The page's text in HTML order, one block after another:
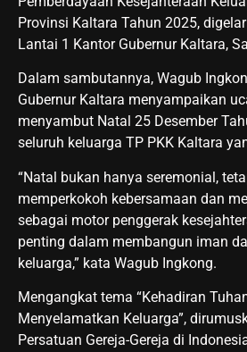
Provinsi Kaltara Tahun 2025,
Lantai 1 Kantor Gubernur Kaltara,
Dalam sambutannya, Wagub
Gubernur Kaltara menyampaikan
menyambut Natal 25 Desember
seluruh keluarga TP PKK Kaltara
“Natal bukan hanya seremonial,
memperkokoh kebersamaan dan
sebagai motor penggerak
penting dalam membangun iman
keluarga,” kata Wagub Ingkong.
Mengangkat tema “Kehadiran
Menyelamatkan Keluarga”,
Persatuan Gereja-Gereja di